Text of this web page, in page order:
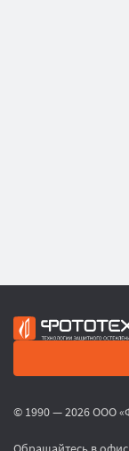
© 1990 — 2026 ООО